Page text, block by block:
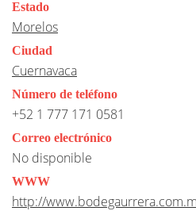
Estado
Morelos
Ciudad
Cuernavaca
Número de teléfono
+52 1 777 171 0581
Correo electrónico
No disponible
WWW
http://